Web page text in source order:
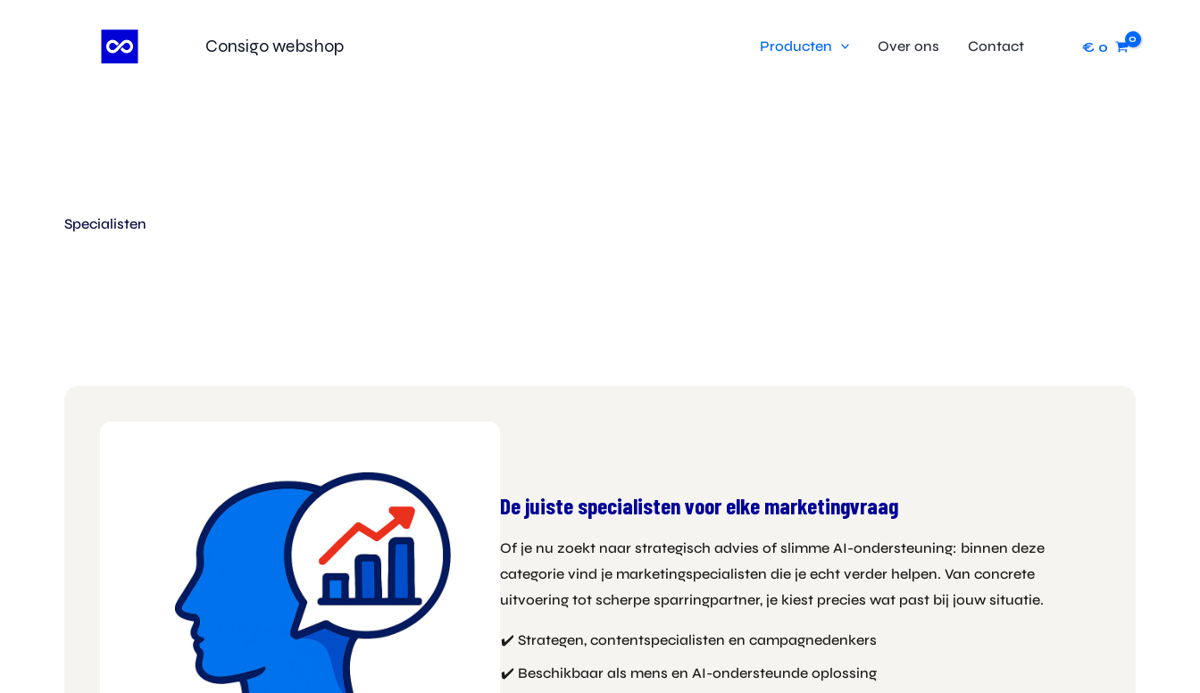
Consigo webshop Producten Over ons Contact €0
Specialisten
De juiste specialisten voor elke marketingvraag
Of je nu zoekt naar strategisch advies of slimme AI-ondersteuning: binnen deze
categorie vind je marketingspecialisten die je echt verder helpen. Van concrete
uitvoering tot scherpe sparringpartner, je kiest precies wat past bij jouw situatie.
Strategen, contentspecialisten en campagnedenkers
Beschikbaar als mens en AI-ondersteunde oplossing